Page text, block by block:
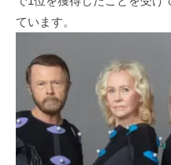
y
a
ています。